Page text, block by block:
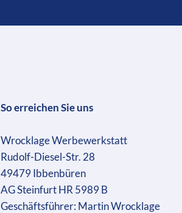
So erreichen Sie uns
Wrocklage Werbewerkstatt
Rudolf-Diesel-Str. 28
49479 Ibbenbüren
AG Steinfurt HR 5989 B
Geschäftsführer: Martin Wrocklage